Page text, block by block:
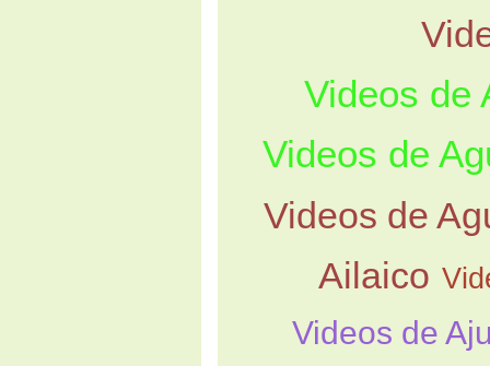
Videos de
Videos de
Videos de
Ailaico
Videos de